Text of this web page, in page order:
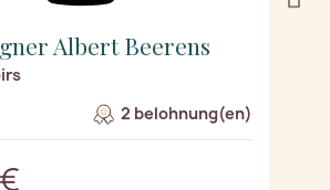
Albert Beerens
2 belohnung(en)